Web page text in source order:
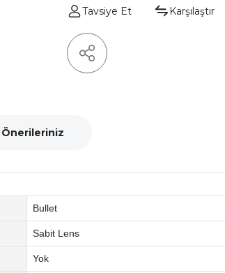
Tavsiye Et Karşılaştır
Önerileriniz
Bullet
Sabit Lens
Yok